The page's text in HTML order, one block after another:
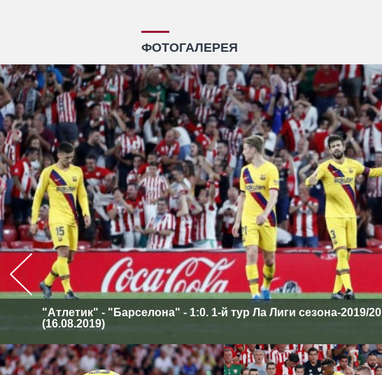
ФОТОГАЛЕРЕЯ
"Атлетик" - "Барселона" - 1:0. 1-й тур Ла Лиги сезона-2019/20
(16.08.2019)